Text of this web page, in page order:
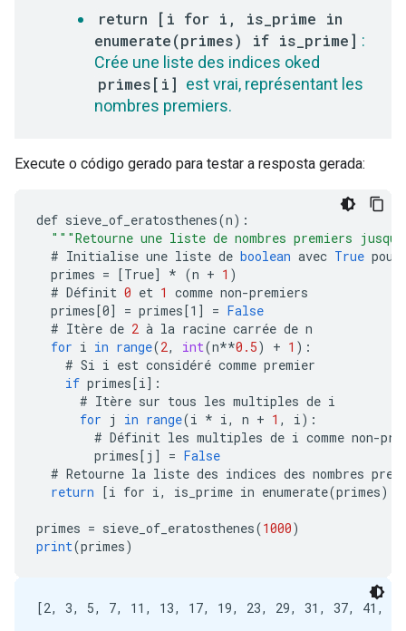
return [i for i, is_prime in
enumerate(primes) if is_prime] :
Crée une liste des indices oked
primes[i] est vrai, représentant les
nombres premiers.
Execute o código gerado para testar a resposta gerada:
def sieve_of_eratosthenes(n) :
"""Retourne une liste de nombres premiers
# Initialise une liste de boolean avec True pour
primes = [True] * (n + 1 )
# Définit 0 et 1 comme non-premiers
primes[0] = primes[1 ] = False
# Itère de 2 à la racine carrée de n
for i in range(2, int(n**0.5) + 1 ) :
# Si i est considéré comme premier
if primes[i] :
# Itère sur tous les multiples de i
for j in range(i * i, n + 1 , i) :
# Définit les multiples de i comme non-
primes[ j ] = False
# Retourne la liste des indices des nombres
return [i for i, is_prime in enumerate(primes)
primes = sieve_of_eratosthenes(1000)
print(primes)